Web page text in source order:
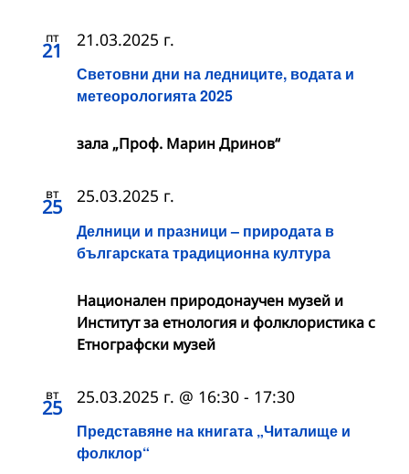
пт
21
Световни дни на ледниците, водата и
метеорологията 2025
21.03.2025 г.
зала „Проф. Марин Дринов“
вт
25
Делници и празници – природата в
българската традиционна култура
25.03.2025 г.
Национален природонаучен музей и
Институт за етнология и фолклористика с
Етнографски музей
вт
25
Представяне на книгата „Читалище и
фолклор“
25.03.2025 г. @ 16:30 - 17:30